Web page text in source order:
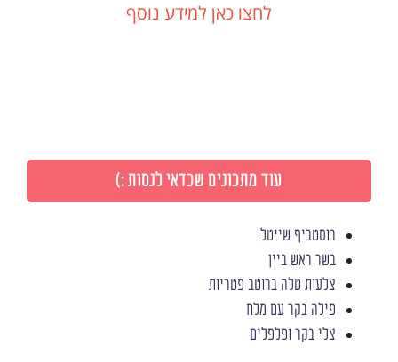
לחצו כאן למידע נוסף
עוד מתכונים שכדאי לנסות :)
רוסטביף שייטל
בשר ראש ביין
צלעות טלה ברוטב פטריות
פילה בקר עם מלח
צלי בקר ופלפלים